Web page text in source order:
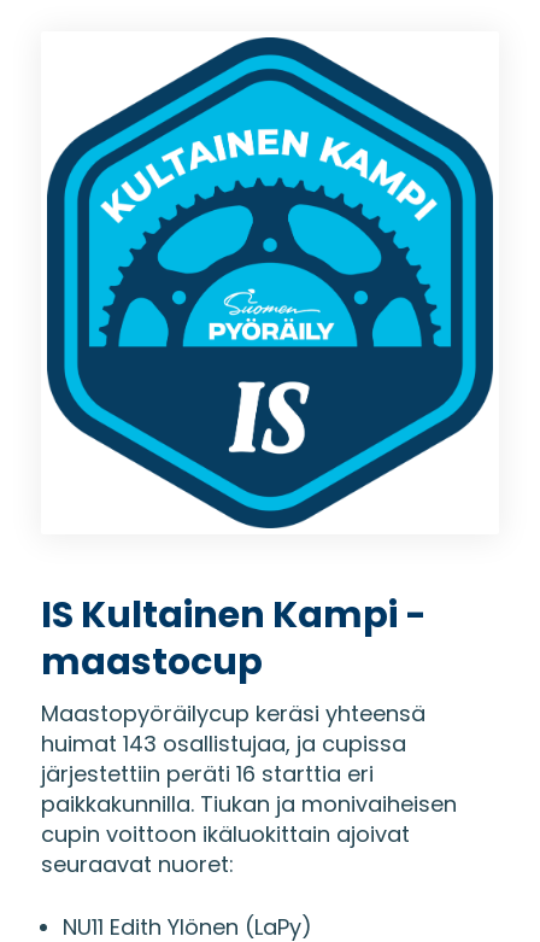
IS Kultainen Kampi -
maastocup
Maastopyöräilycup keräsi yhteensä
huimat 143 osallistujaa, ja cupissa
järjestettiin peräti 16 starttia eri
paikkakunnilla. Tiukan ja monivaiheisen
cupin voittoon ikäluokittain ajoivat
seuraavat nuoret:
NU11 Edith Ylönen (LaPy)